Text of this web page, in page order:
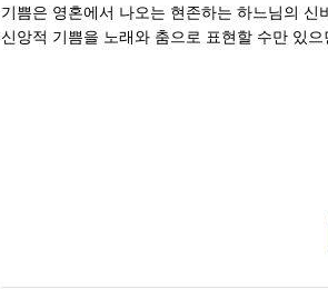
기쁨은 영혼에서 나오는 현존하는 하느님의 신
신앙적 기쁨을 노래와 춤으로 표현할 수만 있